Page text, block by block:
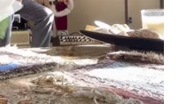
– sve što nije za Vagu
saradnje koje donose